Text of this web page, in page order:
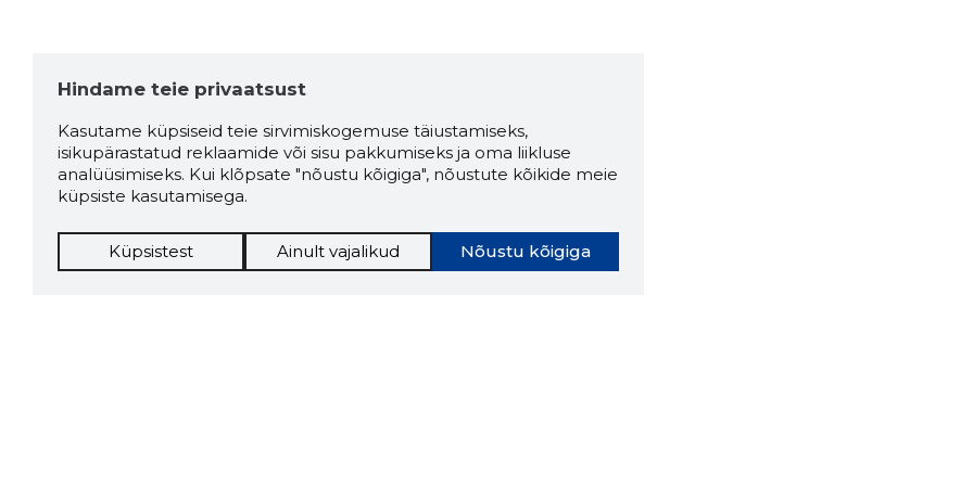
Hindame teie privaatsust
Kasutame küpsiseid teie sirvimiskogemuse täiustamiseks,
isikupärastatud reklaamide või sisu pakkumiseks ja oma liikluse
analüüsimiseks. Kui klõpsate "nõustu kõigiga", nõustute kõikide meie
küpsiste kasutamisega.
Nõustu kõigiga
Küpsistest Ainult vajalikud